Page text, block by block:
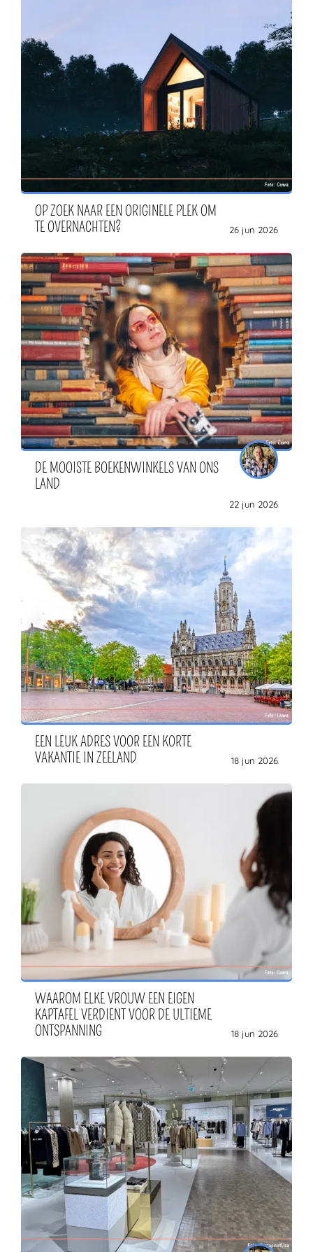
OP ZOEK NAAR EEN ORIGINELE PLEK OM
TE OVERNACHTEN?
26 jun 2026
DE MOOISTE BOEKENWINKELS VAN ONS
LAND
22 jun 2026
EEN LEUK ADRES VOOR EEN KORTE
VAKANTIE IN ZEELAND
18 jun 2026
WAAROM ELKE VROUW EEN EIGEN
KAPTAFEL VERDIENT VOOR DE ULTIEME
ONTSPANNING
18 jun 2026